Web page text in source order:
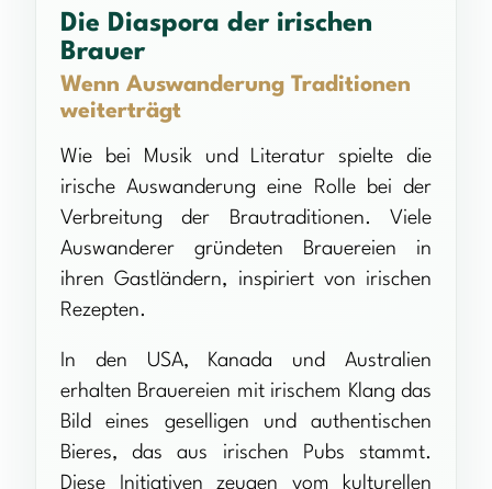
Die Diaspora der irischen
Brauer
Wenn Auswanderung Traditionen
weiterträgt
Wie bei Musik und Literatur spielte die
irische Auswanderung eine Rolle bei der
Verbreitung der Brautraditionen. Viele
Auswanderer gründeten Brauereien in
ihren Gastländern, inspiriert von irischen
Rezepten.
In den USA, Kanada und Australien
erhalten Brauereien mit irischem Klang das
Bild eines geselligen und authentischen
Bieres, das aus irischen Pubs stammt.
Diese Initiativen zeugen vom kulturellen